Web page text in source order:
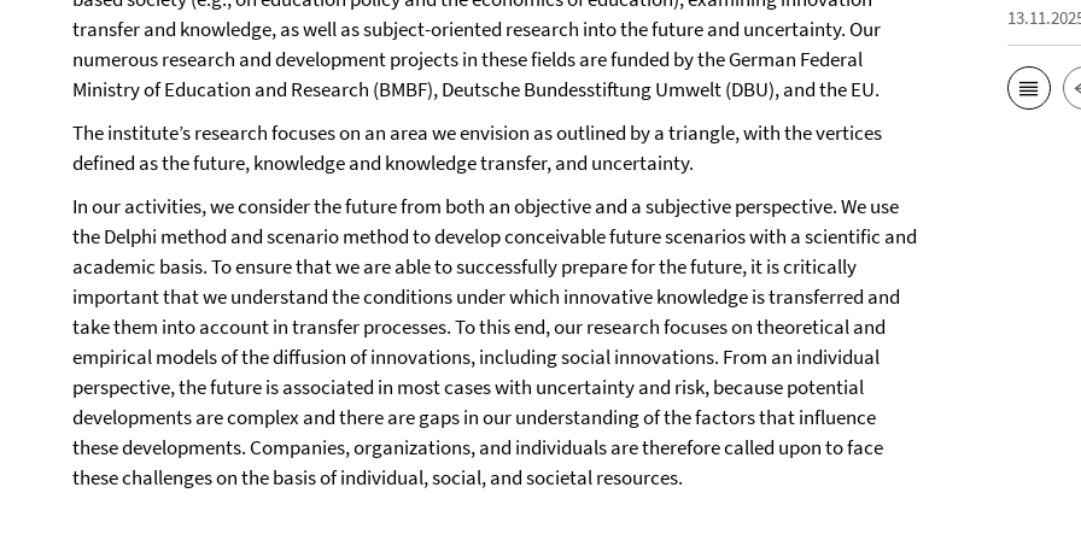
transfer and knowledge, as well as subject-oriented research into the future and uncertainty. Our
numerous research and development projects in these fields are funded by the German Federal
Ministry of Education and Research (BMBF), Deutsche Bundesstiftung Umwelt (DBU), and the EU.
The institute’s research focuses on an area we envision as outlined by a triangle, with the vertices
defined as the future, knowledge and knowledge transfer, and uncertainty.
In our activities, we consider the future from both an objective and a subjective perspective. We use
the Delphi method and scenario method to develop conceivable future scenarios with a scientific and
academic basis. To ensure that we are able to successfully prepare for the future, it is critically
important that we understand the conditions under which innovative knowledge is transferred and
take them into account in transfer processes. To this end, our research focuses on theoretical and
empirical models of the diffusion of innovations, including social innovations. From an individual
perspective, the future is associated in most cases with uncertainty and risk, because potential
developments are complex and there are gaps in our understanding of the factors that influence
these developments. Companies, organizations, and individuals are therefore called upon to face
these challenges on the basis of individual, social, and societal resources.